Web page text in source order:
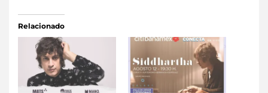
Relacionado